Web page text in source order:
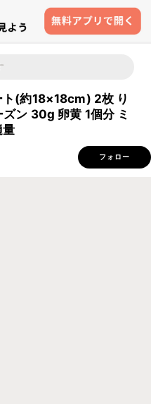
(約18×18cm) 2枚 り
ン 30g 卵黄 1個分 ミ
量
フォロー